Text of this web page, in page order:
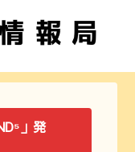
」発